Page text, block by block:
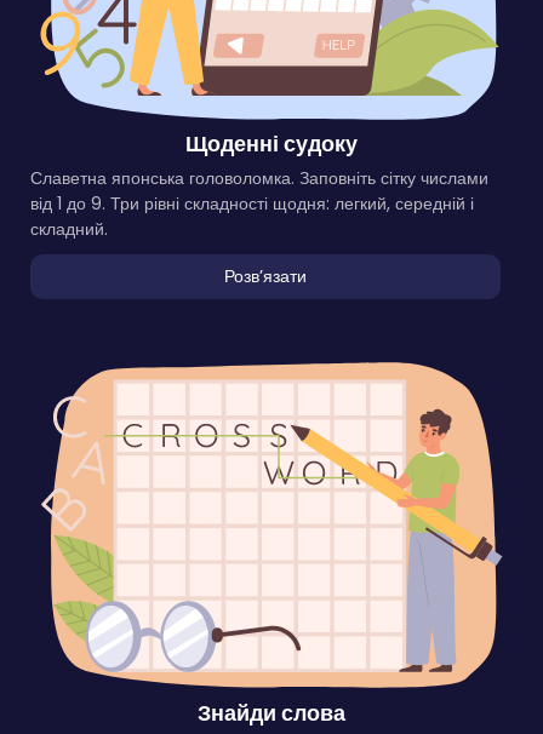
Щоденні судоку
Славетна японська головоломка. Заповніть сітку числами
від 1 до 9. Три рівні складності щодня: легкий, середній і
складний.
Розвʼязати
Знайди слова